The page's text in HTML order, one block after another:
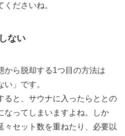
ださいね。
ない
から脱却する1つ目の方法は
い」です。
ると、サウナに入ったらととの
なってしまいますよね。しか
々セット数を重ねたり、必要以